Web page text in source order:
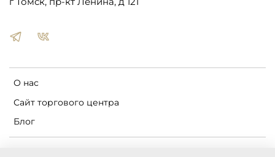
О нас
Сайт торгового центра
Блог